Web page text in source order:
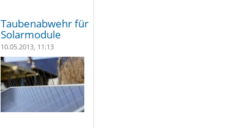
Taubenabwehr für
Solarmodule
10.05.2013, 11:13